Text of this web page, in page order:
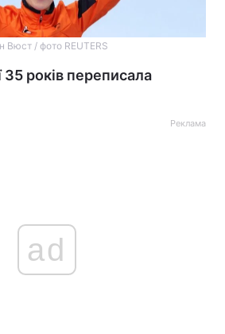
Вюст / фото REUTERS
35 років переписала
Реклама
ad